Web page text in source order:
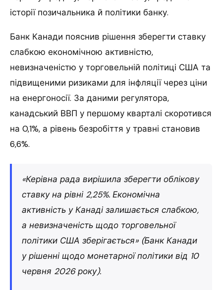
історії позичальника й політики банку.
Банк Канади пояснив рішення зберегти ставку
слабкою економічною активністю,
невизначеністю у торговельній політиці США та
підвищеними ризиками для інфляції через ціни
на енергоносії. За даними регулятора,
канадський ВВП у першому кварталі скоротився
на 0,1%, а рівень безробіття у травні становив
6,6%.
«Керівна рада вирішила зберегти облікову
ставку на рівні 2,25%. Економічна
активність у Канаді залишається слабкою,
а невизначеність щодо торговельної
політики США зберігається» (Банк Канади
у рішенні щодо монетарної політики від 10
червня 2026 року).